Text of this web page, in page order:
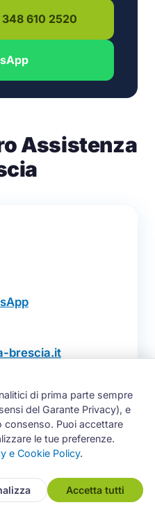
610 2520
Assistenza
brescia.it
— tutti i
di prima parte sempre
del Garante Privacy), e
Puoi accettare
le tue preferenze.
e Cookie Policy.
Accetta tutti